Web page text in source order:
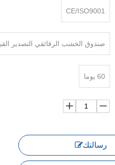
CE/ISO9001
صندوق الخشب الرقائقي التصدير
60 يوما
رسالتك